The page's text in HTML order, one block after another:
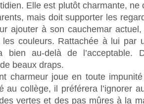
Elle est plutôt charmante, ne
mais doit supporter les
ajouter à son cauchemar
couleurs. Rattachée à lui par
bien au-delà de l’acceptable.
beaux draps.
charmeur joue en toute
au collège, il préférera l’ignorer
vertes et des pas mûres à la